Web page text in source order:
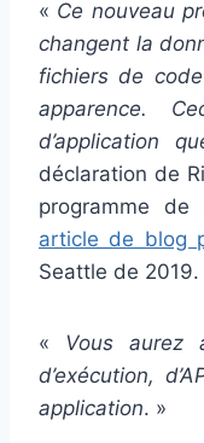
« Ce nouveau
changent la
fichiers de
apparence.
d’application
déclaration de
programme de
article de blog
Seattle de 2019.
« Vous aurez
d’exécution,
application. »